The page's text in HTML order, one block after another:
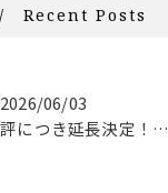
Recent Posts
2026/06/03
好評につき延長決定！！20,000円OFF 新車限定早割りキャンペーン